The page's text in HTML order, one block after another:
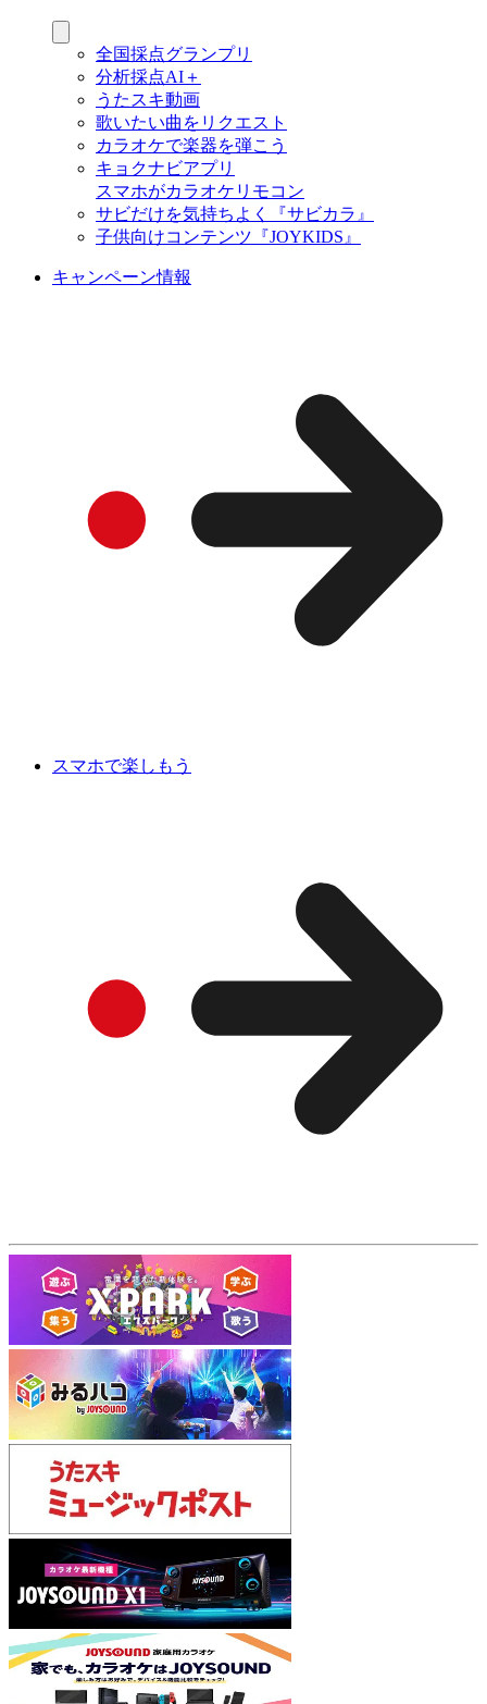
全国採点グランプリ
分析採点AI＋
うたスキ動画
歌いたい曲をリクエスト
カラオケで楽器を弾こう
キョクナビアプリ
スマホがカラオケリモコン
サビだけを気持ちよく『サビカラ』
子供向けコンテンツ『JOYKIDS』
キャンペーン情報
スマホで楽しもう